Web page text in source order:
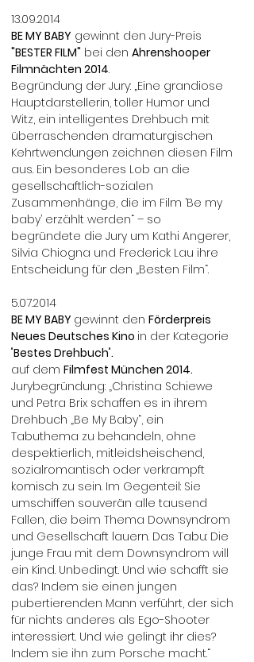
13.09.2014
BE MY BABY gewinnt den Jury-Preis
"BESTER FILM" bei den Ahrenshooper
Filmnächten 2014.
Begründung der Jury: „Eine grandiose
Hauptdarstellerin, toller Humor und
Witz, ein intelligentes Drehbuch mit
überraschenden dramaturgischen
Kehrtwendungen zeichnen diesen Film
aus. Ein besonderes Lob an die
gesellschaftlich-sozialen
Zusammenhänge, die im Film ’Be my
baby’ erzählt werden“ – so
begründete die Jury um Kathi Angerer,
Silvia Chiogna und Frederick Lau ihre
Entscheidung für den „Besten Film“.
5.07.2014
BE MY BABY gewinnt den Förderpreis
Neues Deutsches Kino in der Kategorie
"Bestes Drehbuch".
auf dem Filmfest München 2014.
Jurybegründung: „Christina Schiewe
und Petra Brix schaffen es in ihrem
Drehbuch „Be My Baby“, ein
Tabuthema zu behandeln, ohne
despektierlich, mitleidsheischend,
sozialromantisch oder verkrampft
komisch zu sein. Im Gegenteil: Sie
umschiffen souverän alle tausend
Fallen, die beim Thema Downsyndrom
und Gesellschaft lauern. Das Tabu: Die
junge Frau mit dem Downsyndrom will
ein Kind. Unbedingt. Und wie schafft sie
das? Indem sie einen jungen
pubertierenden Mann verführt, der sich
für nichts anderes als Ego-Shooter
interessiert. Und wie gelingt ihr dies?
Indem sie ihn zum Porsche macht.“